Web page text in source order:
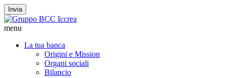
Invia
menu
La tua banca
Origini e Mission
Organi sociali
Bilancio